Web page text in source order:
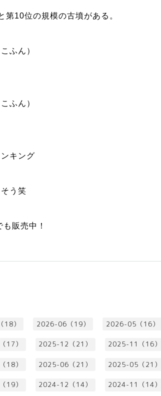
第10位の規模の古墳がある。
ふん）
ふん）
キング
う笑
販売中！
） 2026-06（19） 2026-05（16）
17） 2025-12（21） 2025-11（16）
18） 2025-06（21） 2025-05（21）
19） 2024-12（14） 2024-11（14）